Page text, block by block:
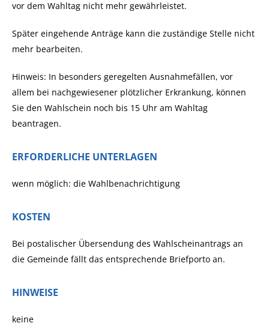
vor dem Wahltag nicht mehr gewährleistet.
Später eingehende Anträge kann die zuständige Stelle nicht
mehr bearbeiten.
Hinweis: In besonders geregelten Ausnahmefällen, vor
allem bei nachgewiesener plötzlicher Erkrankung, können
Sie den Wahlschein noch bis 15 Uhr am Wahltag
beantragen.
ERFORDERLICHE UNTERLAGEN
wenn möglich: die Wahlbenachrichtigung
KOSTEN
Bei postalischer Übersendung des Wahlscheinantrags an
die Gemeinde fällt das entsprechende Briefporto an.
HINWEISE
keine